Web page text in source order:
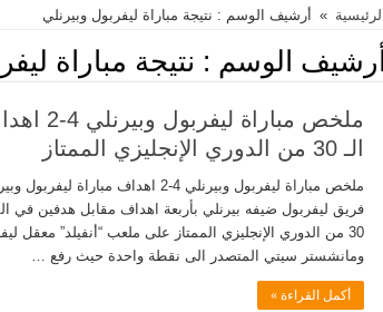
الرئيسية » أرشيف الوسم : نتيجة مباراة ليفربول وبيرنلي
أرشيف الوسم : نتيجة مباراة
ملخص
الـ 30 من الدوري الإنجليزي الممتاز
فريق ليفربول ضيفه بيرنلي بأربعة اهداف مقابل هدفين في
30 من الدوري الإنجليزي الممتاز على ملعب “أنفيلد” معقل
ومانشستر سيتي المتصدر الى نقطة واحدة حيث رفع …
أكمل القراءة »